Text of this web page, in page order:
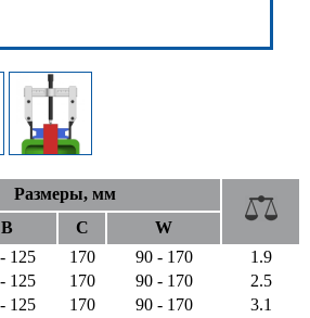
Размеры, мм
B C
W
125 170 90 - 170
1.9
125 170 90 - 170
2.5
125 170 90 - 170
3.1